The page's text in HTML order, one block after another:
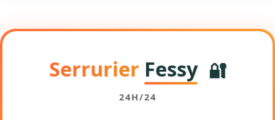
Serrurier Fessy 🔐
24H/24